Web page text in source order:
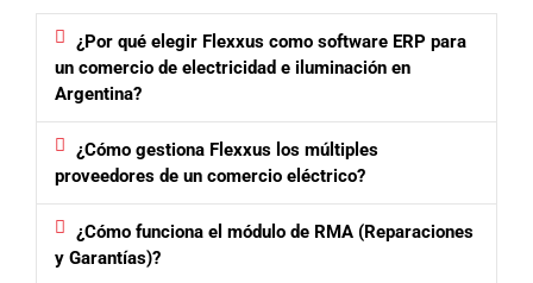
¿Por qué elegir Flexxus como software ERP para
un comercio de electricidad e iluminación en
Argentina?
¿Cómo gestiona Flexxus los múltiples
proveedores de un comercio eléctrico?
¿Cómo funciona el módulo de RMA (Reparaciones
y Garantías)?